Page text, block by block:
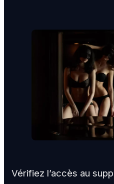
Vérifiez l’accès au